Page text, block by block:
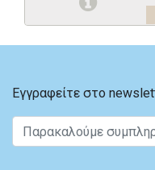
Εγγραφείτε στο